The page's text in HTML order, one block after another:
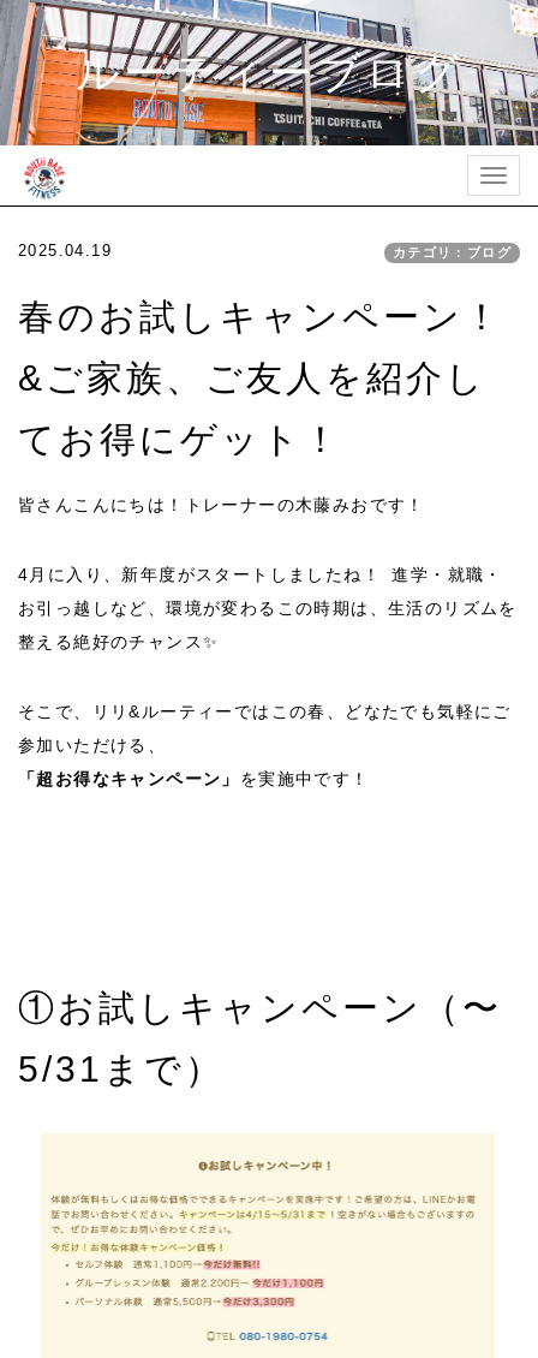
ルーティーブログ
2025.04.19 カテゴリ：ブログ
春のお試しキャンペーン！
&ご家族、ご友人を紹介し
てお得にゲット！
皆さんこんにちは！トレーナーの木藤みおです！
4月に入り、新年度がスタートしましたね！ 進学・就職・
お引っ越しなど、環境が変わるこの時期は、生活のリズムを
整える絶好のチャンス✨
そこで、リリ&ルーティーではこの春、どなたでも気軽にご
参加いただける、
「超お得なキャンペーン」 を実施中です！
①お試しキャンペーン（〜
5/31まで）